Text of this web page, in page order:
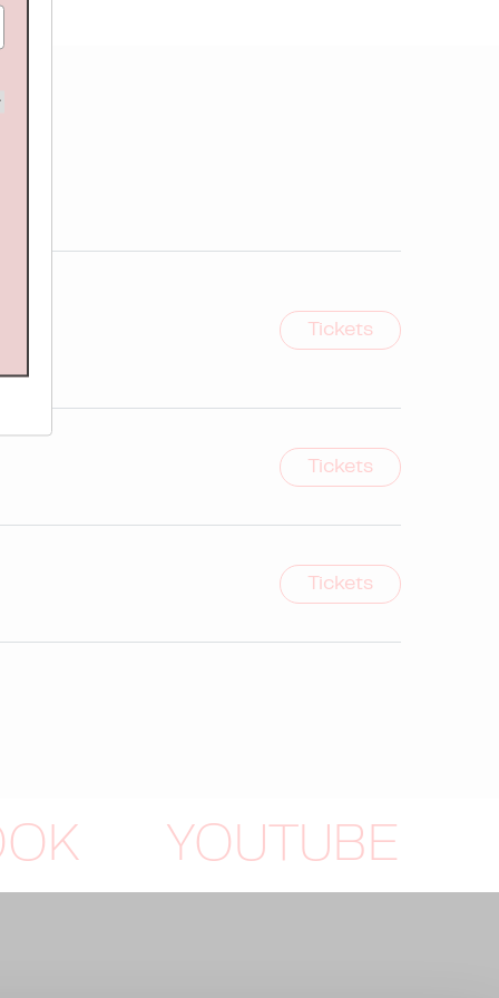
Tickets
Tickets
Tickets
YOUTUBE